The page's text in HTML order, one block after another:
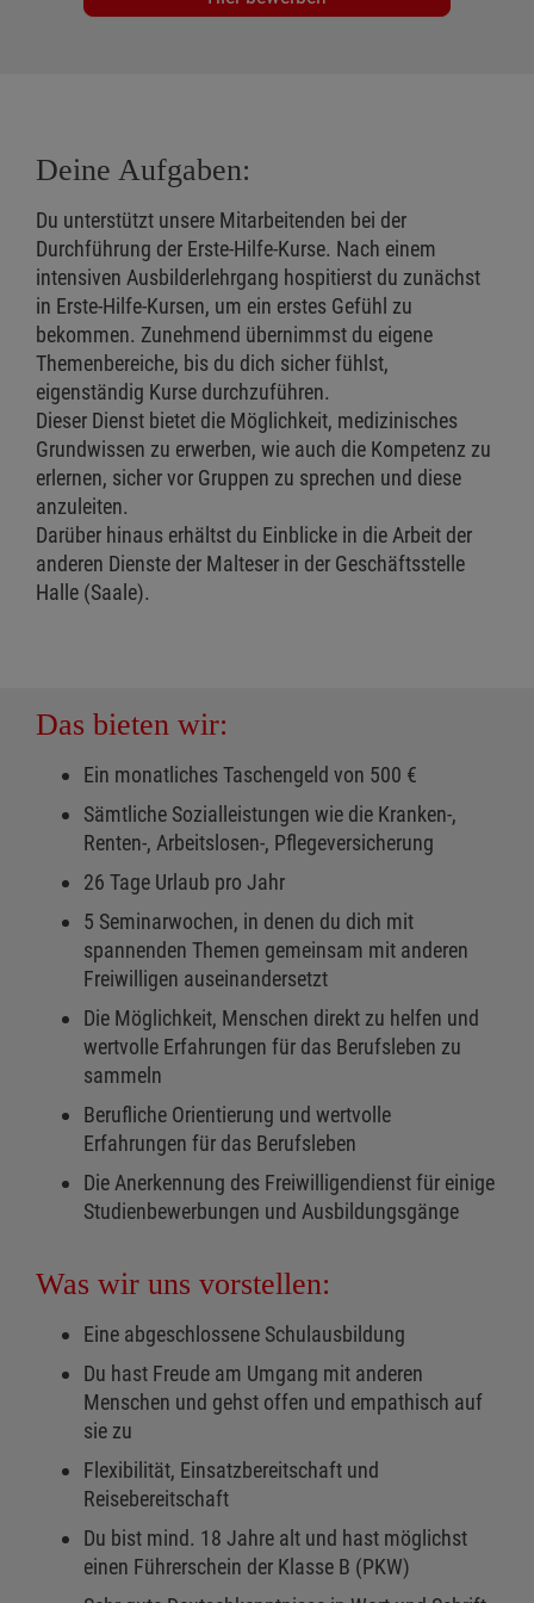
Deine Aufgaben:
Du unterstützt unsere Mitarbeitenden bei der
Durchführung der Erste-Hilfe-Kurse. Nach einem
intensiven Ausbilderlehrgang hospitierst du zunächst
in Erste-Hilfe-Kursen, um ein erstes Gefühl zu
bekommen. Zunehmend übernimmst du eigene
Themenbereiche, bis du dich sicher fühlst,
eigenständig Kurse durchzuführen.
Dieser Dienst bietet die Möglichkeit, medizinisches
Grundwissen zu erwerben, wie auch die Kompetenz zu
erlernen, sicher vor Gruppen zu sprechen und diese
anzuleiten.
Darüber hinaus erhältst du Einblicke in die Arbeit der
anderen Dienste der Malteser in der Geschäftsstelle
Halle (Saale).
Das bieten wir:
Ein monatliches Taschengeld von 500 €
Sämtliche Sozialleistungen wie die Kranken-,
Renten-, Arbeitslosen-, Pflegeversicherung
26 Tage Urlaub pro Jahr
5 Seminarwochen, in denen du dich mit
spannenden Themen gemeinsam mit anderen
Freiwilligen auseinandersetzt
Die Möglichkeit, Menschen direkt zu helfen und
wertvolle Erfahrungen für das Berufsleben zu
sammeln
Berufliche Orientierung und wertvolle
Erfahrungen für das Berufsleben
Die Anerkennung des Freiwilligendienst für einige
Studienbewerbungen und Ausbildungsgänge
Was wir uns vorstellen:
Eine abgeschlossene Schulausbildung
Du hast Freude am Umgang mit anderen
Menschen und gehst offen und empathisch auf
sie zu
Flexibilität, Einsatzbereitschaft und
Reisebereitschaft
Du bist mind. 18 Jahre alt und hast möglichst
einen Führerschein der Klasse B (PKW)